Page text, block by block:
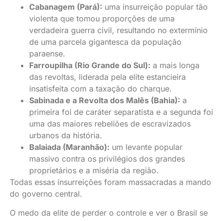
Cabanagem (Pará): uma insurreição popular tão
violenta que tomou proporções de uma
verdadeira guerra civil, resultando no extermínio
de uma parcela gigantesca da população
paraense.
Farroupilha (Rio Grande do Sul): a mais longa
das revoltas, liderada pela elite estancieira
insatisfeita com a taxação do charque.
Sabinada e a Revolta dos Malês (Bahia): a
primeira foi de caráter separatista e a segunda foi
uma das maiores rebeliões de escravizados
urbanos da história.
Balaiada (Maranhão): um levante popular
massivo contra os privilégios dos grandes
proprietários e a miséria da região.
Todas essas insurreições foram massacradas a mando
do governo central.
O medo da elite de perder o controle e ver o Brasil se